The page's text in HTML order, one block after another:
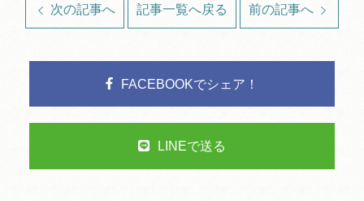
次の記事へ 記事一覧へ戻る 前の記事へ
FACEBOOKでシェア！
LINEで送る